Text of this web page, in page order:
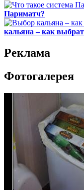
Париматч?
кальяна – как
Реклама
Фотогалерея